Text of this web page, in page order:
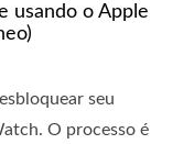
usando o Apple
seu
O processo é